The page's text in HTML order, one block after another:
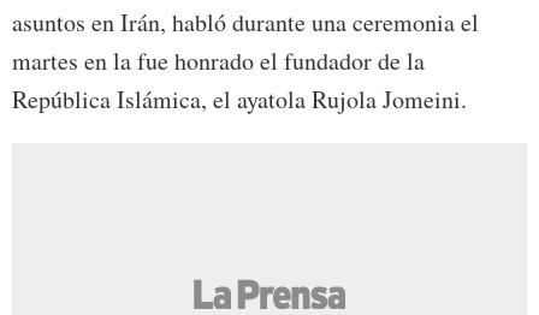
asuntos en Irán, habló durante una ceremonia el
martes en la fue honrado el fundador de la
República Islámica, el ayatola Rujola Jomeini.